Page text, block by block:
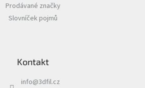
Prodávané značky
Slovníček pojmů
Kontakt
info@3dfil.cz